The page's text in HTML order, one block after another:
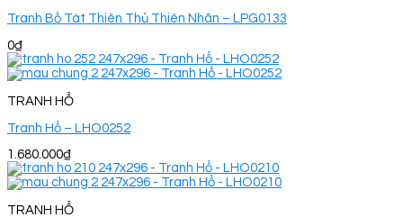
Tranh Bồ Tát Thiên Thủ Thiên Nhãn – LPG0133
0₫
TRANH HỔ
Tranh Hổ – LHO0252
1.680.000₫
TRANH HỔ